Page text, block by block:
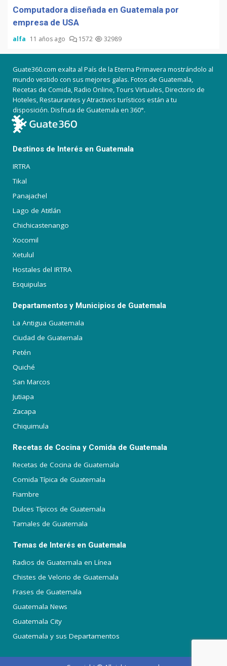
Computadora diseñada en Guatemala por
empresa de USA
alfa 11 años ago 1572 32989
Guate360.com exalta al País de la Eterna Primavera mostrándolo al
mundo vestido con sus mejores galas. Fotos de Guatemala,
Recetas de Comida, Radio Online, Tours Virtuales, Directorio de
Hoteles, Restaurantes y Atractivos turísticos están a tu
disposición. Disfruta de Guatemala en 360°.
Destinos de Interés en Guatemala
IRTRA
Tikal
Panajachel
Lago de Atitlán
Chichicastenango
Xocomil
Xetulul
Hostales del IRTRA
Esquipulas
Departamentos y Municipios de Guatemala
La Antigua Guatemala
Ciudad de Guatemala
Petén
Quiché
San Marcos
Jutiapa
Zacapa
Chiquimula
Recetas de Cocina y Comida de Guatemala
Recetas de Cocina de Guatemala
Comida Típica de Guatemala
Fiambre
Dulces Típicos de Guatemala
Tamales de Guatemala
Temas de Interés en Guatemala
Radios de Guatemala en Línea
Chistes de Velorio de Guatemala
Frases de Guatemala
Guatemala News
Guatemala City
Guatemala y sus Departamentos